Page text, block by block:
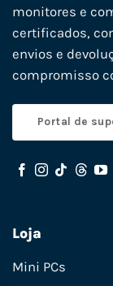
monitores e
certificados,
envios e
compromisso
Portal de
Loja
Mini PCs